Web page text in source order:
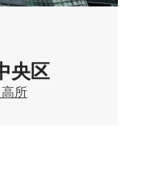
央区
所